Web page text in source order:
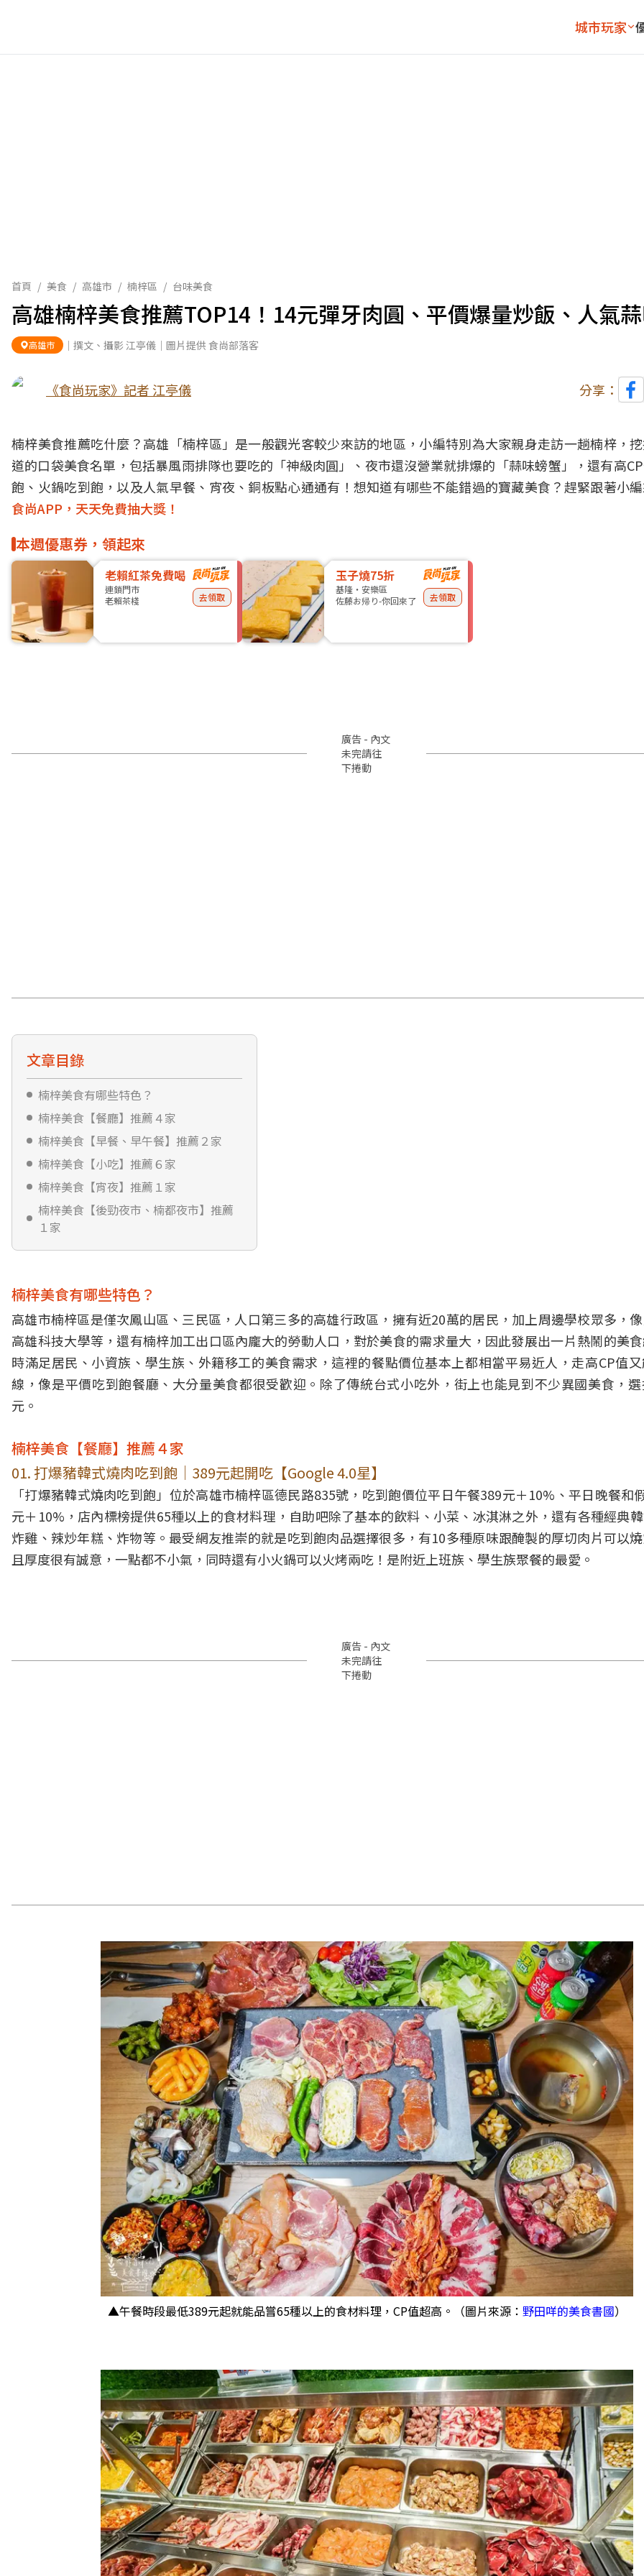
城市玩家
首頁 / 美食 / 高雄市 / 楠梓區 / 台味美食
高雄楠梓美食推薦TOP14！14元彈牙肉圓、平價爆量炒飯、人氣
高雄市 ｜撰文、攝影 江亭儀｜圖片提供 食尚部落客
《食尚玩家》記者 江亭儀 分享：
楠梓美食推薦吃什麼？高雄「楠梓區」是一般觀光客較少來訪的地區，小編特別為大家親身走訪一趟楠梓，
道的口袋美食名單，包括暴風雨排隊也要吃的「神級肉圓」、夜市還沒營業就排爆的「蒜味螃蟹」，還有高
飽、火鍋吃到飽，以及人氣早餐、宵夜、銅板點心通通有！想知道有哪些不能錯過的寶藏美食？趕緊跟著小
食尚APP，天天免費抽大獎！
本週優惠券，領起來
老賴紅茶免費喝
連鎖門市
老賴茶棧
去領取
玉子燒75折
基隆・安樂區
佐藤お帰り-你回來了
去領取
廣告 - 內文
未完請往
下捲動
文章目錄
楠梓美食有哪些特色？
楠梓美食【餐廳】推薦４家
楠梓美食【早餐、早午餐】推薦２家
楠梓美食【小吃】推薦６家
楠梓美食【宵夜】推薦１家
楠梓美食【後勁夜市、楠都夜市】推薦
１家
楠梓美食有哪些特色？
高雄市楠梓區是僅次鳳山區、三民區，人口第三多的高雄行政區，擁有近20萬的居民，加上周邊學校眾多，
高雄科技大學等，還有楠梓加工出口區內龐大的勞動人口，對於美食的需求量大，因此發展出一片熱鬧的美
時滿足居民、小資族、學生族、外籍移工的美食需求，這裡的餐點價位基本上都相當平易近人，走高CP值
線，像是平價吃到飽餐廳、大分量美食都很受歡迎。除了傳統台式小吃外，街上也能見到不少異國美食，
元。
楠梓美食【餐廳】推薦４家
01. 打爆豬韓式燒肉吃到飽｜389元起開吃【Google 4.0星】
「打爆豬韓式燒肉吃到飽」位於高雄市楠梓區德民路835號，吃到飽價位平日午餐389元＋10%、平日晚餐和
元＋10%，店內標榜提供65種以上的食材料理，自助吧除了基本的飲料、小菜、冰淇淋之外，還有各種經典
炸雞、辣炒年糕、炸物等。最受網友推崇的就是吃到飽肉品選擇很多，有10多種原味跟醃製的厚切肉片可以
且厚度很有誠意，一點都不小氣，同時還有小火鍋可以火烤兩吃！是附近上班族、學生族聚餐的最愛。
廣告 - 內文
未完請往
下捲動
▲午餐時段最低389元起就能品嘗65種以上的食材料理，CP值超高。（圖片來源： 野田咩的美食書國）